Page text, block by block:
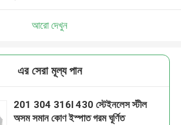
আরো দেখুন
এর সেরা মূল্য পান
201 304 316l 430 স্টেইনলেস স্টীল
অসম সমান কোণ ইস্পাত গরম ঘূর্ণিত